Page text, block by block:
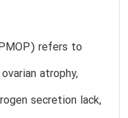
refers to
atrophy,
secretion lack,